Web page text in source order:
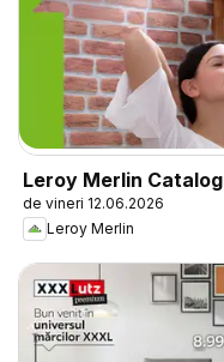
Leroy Merlin Catalog
de vineri 12.06.2026
Leroy Merlin